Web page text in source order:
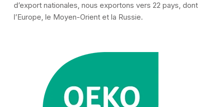
d’export nationales, nous exportons vers 22 pays, dont
l’Europe, le Moyen-Orient et la Russie.